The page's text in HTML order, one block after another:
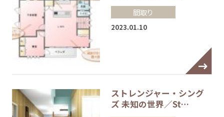
間取り
2023.01.10
ストレンジャー・シング
ズ 未知の世界／St…